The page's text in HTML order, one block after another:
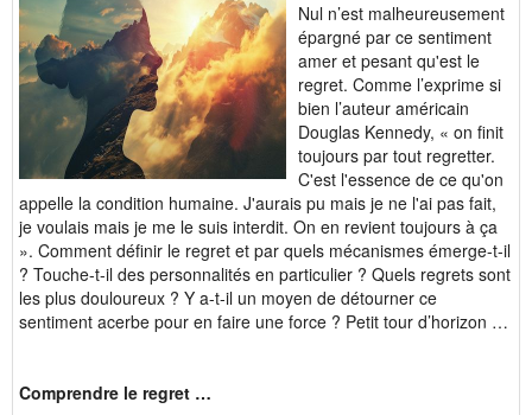
Nul n’est malheureusement
épargné par ce sentiment
amer et pesant qu'est le
regret. Comme l’exprime si
bien l’auteur américain
Douglas Kennedy, « on finit
toujours par tout regretter.
C'est l'essence de ce qu'on
appelle la condition humaine. J'aurais pu mais je ne l'ai pas fait,
je voulais mais je me le suis interdit. On en revient toujours à ça
». Comment définir le regret et par quels mécanismes émerge-t-il
? Touche-t-il des personnalités en particulier ? Quels regrets sont
les plus douloureux ? Y a-t-il un moyen de détourner ce
sentiment acerbe pour en faire une force ? Petit tour d’horizon …
Comprendre le regret …